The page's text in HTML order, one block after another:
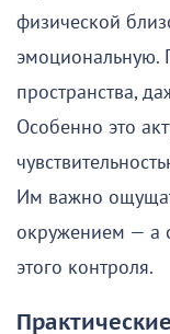
физической
эмоциональную.
пространства,
Особенно это
Им важно
окружением — а
этого контроля.